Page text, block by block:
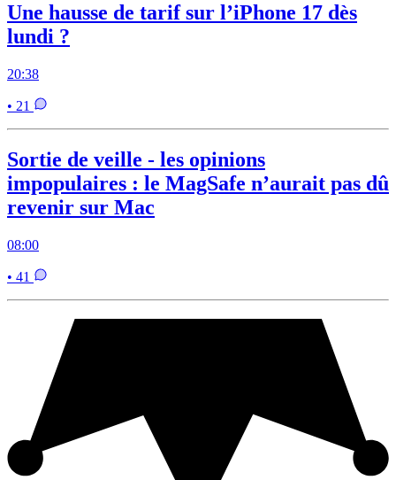
Une hausse de tarif sur l’iPhone 17 dès
lundi ?
20:38
• 21
Sortie de veille - les opinions
impopulaires : le MagSafe n’aurait pas dû
revenir sur Mac
08:00
• 41